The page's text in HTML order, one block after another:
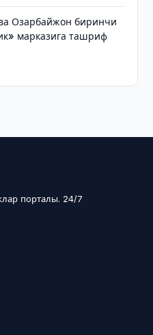
Озарбайжон биринчи
марказига ташриф
порталы. 24/7